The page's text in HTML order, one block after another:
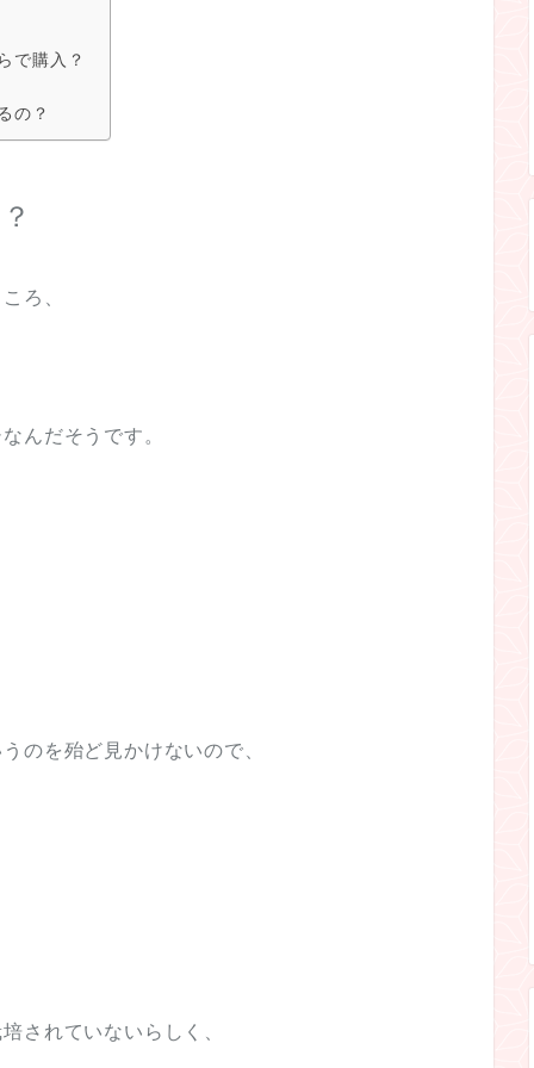
で購入？
の？
ろ、
んだそうです。
のを殆ど見かけないので、
されていないらしく、